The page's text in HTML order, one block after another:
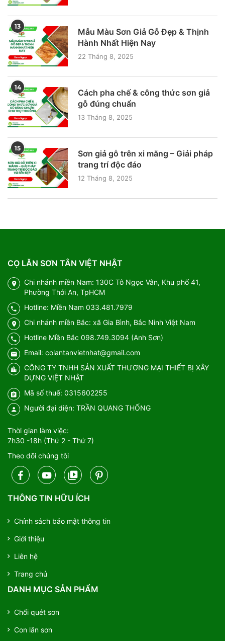
13
Mẫu Màu Sơn Giả Gỗ Đẹp & Thịnh
Hành Nhất Hiện Nay
22 Tháng 8, 2025
14
Cách pha chế & công thức sơn giả
gỗ đúng chuẩn
13 Tháng 8, 2025
15
Sơn giả gỗ trên xi măng – Giải pháp
trang trí độc đáo
12 Tháng 8, 2025
CỌ LĂN SƠN TÂN VIỆT NHẬT
Chi nhánh miền Nam: 130C Tô Ngọc Vân, Khu phố 41,
Phường Thới An, TpHCM
Hotline: Miền Nam 033.481.7979
Chi nhánh miền Bắc: xã Gia Bình, Bắc Ninh Việt Nam
Hotline Miền Bắc 098.749.3094 (Anh Sơn)
Email: colantanvietnhat@gmail.com
CÔNG TY TNHH SẢN XUẤT THƯƠNG MẠI THIẾT BỊ XÂY
DỰNG VIỆT NHẬT
Mã số thuế: 0315602255
Người đại diện: TRẦN QUANG THỐNG
Thời gian làm việc:
7h30 -18h (Thứ 2 - Thứ 7)
Theo dõi chúng tôi
THÔNG TIN HỮU ÍCH
Chính sách bảo mật thông tin
Giới thiệu
Liên hệ
Trang chủ
DANH MỤC SẢN PHẨM
Chổi quét sơn
Con lăn sơn